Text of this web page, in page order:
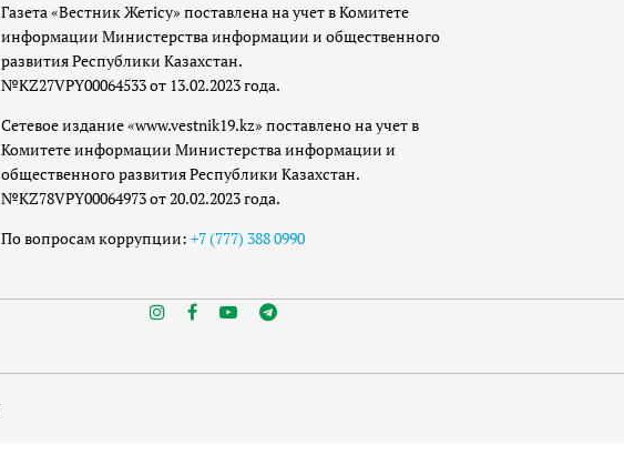
Газета «Вестник Жетісу» поставлена на учет в Комитете
информации Министерства информации и общественного
развития Республики Казахстан.
№KZ27VPY00064533 от 13.02.2023 года.
Сетевое издание «www.vestnik19.kz» поставлено на учет в
Комитете информации Министерства информации и
общественного развития Республики Казахстан.
№KZ78VPY00064973 от 20.02.2023 года.
По вопросам коррупции: +7 (777) 388 0990